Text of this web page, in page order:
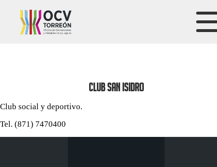
CLUB SAN ISIDRO
Club social y deportivo.
Tel. (871) 7470400